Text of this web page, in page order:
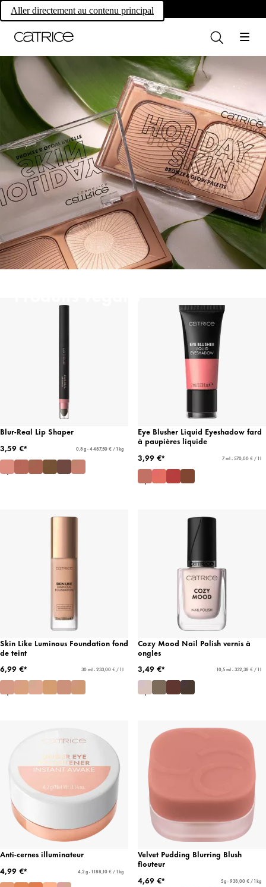
Aller directement au contenu principal
Own your magic.
Blur-Real Lip Shaper
3,59 €*
0,8 g - 4 487,50 € / 1 kg
Eye Blusher Liquid Eyeshadow fard
à paupières liquide
3,99 €*
7 ml - 570,00 € / 1 l
Skin Like Luminous Foundation fond
de teint
6,99 €*
30 ml - 233,00 € / 1 l
Cozy Mood Nail Polish vernis à
ongles
3,49 €*
10,5 ml - 332,38 € / 1 l
Anti-cernes illuminateur
4,99 €*
4,2 g - 1 188,10 € / 1 kg
Velvet Pudding Blurring Blush
flouteur
4,69 €*
5 g - 938,00 € / 1 kg